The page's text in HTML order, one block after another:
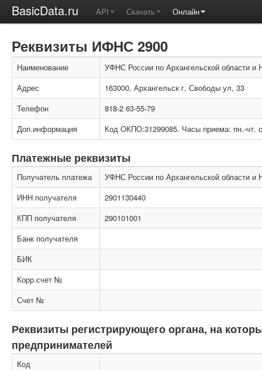
BasicData.ru API Скачать Онлайн
Реквизиты ИФНС 2900
Наименование
УФНС России по Архангельской области и
Адрес
163000, Архангельск г, Свободы ул, 33
Телефон
818-2 63-55-79
Доп.информация
Код ОКПО:31299085. Часы приема: пн.-чт.
Платежные реквизиты
Получатель платежа
УФНС России по Архангельской области и
ИНН получателя
2901130440
КПП получателя
290101001
Банк получателя
БИК
Корр.счет №
Счет №
Реквизиты регистрирующего органа, на
предпринимателей
Код